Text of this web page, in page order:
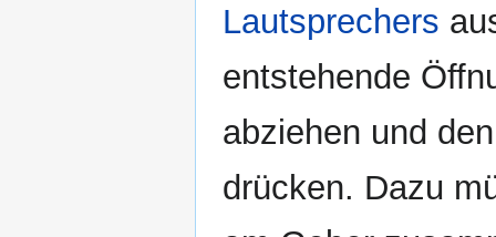
Lautsprechers
entstehende
abziehen und
drücken. Dazu